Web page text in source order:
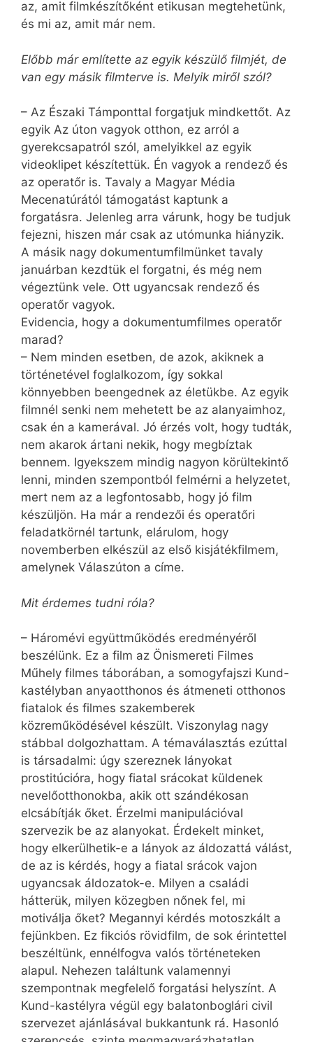
az, amit filmkészítőként etikusan megtehetünk,
és mi az, amit már nem.
Előbb már említette az egyik készülő filmjét, de
van egy másik filmterve is. Melyik miről szól?
– Az Északi Támponttal forgatjuk mindkettőt. Az
egyik Az úton vagyok otthon, ez arról a
gyerekcsapatról szól, amelyikkel az egyik
videoklipet készítettük. Én vagyok a rendező és
az operatőr is. Tavaly a Magyar Média
Mecenatúrától támogatást kaptunk a
forgatásra. Jelenleg arra várunk, hogy be tudjuk
fejezni, hiszen már csak az utómunka hiányzik.
A másik nagy dokumentumfilmünket tavaly
januárban kezdtük el forgatni, és még nem
végeztünk vele. Ott ugyancsak rendező és
operatőr vagyok.
Evidencia, hogy a dokumentumfilmes operatőr
marad?
– Nem minden esetben, de azok, akiknek a
történetével foglalkozom, így sokkal
könnyebben beengednek az életükbe. Az egyik
filmnél senki nem mehetett be az alanyaimhoz,
csak én a kamerával. Jó érzés volt, hogy tudták,
nem akarok ártani nekik, hogy megbíztak
bennem. Igyekszem mindig nagyon körültekintő
lenni, minden szempontból felmérni a helyzetet,
mert nem az a legfontosabb, hogy jó film
készüljön. Ha már a rendezői és operatőri
feladatkörnél tartunk, elárulom, hogy
novemberben elkészül az első kisjátékfilmem,
amelynek Válaszúton a címe.
Mit érdemes tudni róla?
– Háromévi együttműködés eredményéről
beszélünk. Ez a film az Önismereti Filmes
Műhely filmes táborában, a somogyfajszi Kund-
kastélyban anyaotthonos és átmeneti otthonos
fiatalok és filmes szakemberek
közreműködésével készült. Viszonylag nagy
stábbal dolgozhattam. A témaválasztás ezúttal
is társadalmi: úgy szereznek lányokat
prostitúcióra, hogy fiatal srácokat küldenek
nevelőotthonokba, akik ott szándékosan
elcsábítják őket. Érzelmi manipulációval
szervezik be az alanyokat. Érdekelt minket,
hogy elkerülhetik-e a lányok az áldozattá válást,
de az is kérdés, hogy a fiatal srácok vajon
ugyancsak áldozatok-e. Milyen a családi
hátterük, milyen közegben nőnek fel, mi
motiválja őket? Megannyi kérdés motoszkált a
fejünkben. Ez fikciós rövidfilm, de sok érintettel
beszéltünk, ennélfogva valós történeteken
alapul. Nehezen találtunk valamennyi
szempontnak megfelelő forgatási helyszínt. A
Kund-kastélyra végül egy balatonboglári civil
szervezet ajánlásával bukkantunk rá. Hasonló